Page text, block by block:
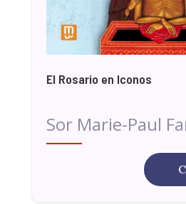
El Rosario en Iconos
Sor Marie-Paul